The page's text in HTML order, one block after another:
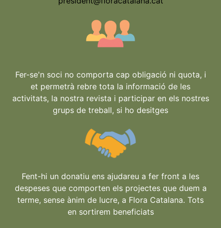
Fer-se'n soci no comporta cap obligació ni quota, i
et permetrà rebre tota la informació de les
activitats, la nostra revista i participar en els nostres
grups de treball, si ho desitges
Fent-hi un donatiu ens ajudareu a fer front a les
despeses que comporten els projectes que duem a
terme, sense ànim de lucre, a Flora Catalana. Tots
en sortirem beneficiats